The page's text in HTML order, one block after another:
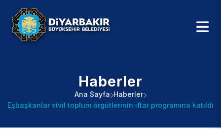
Haberler
Ana Sayfa Haberler
Eşbaşkanlar sivil toplum örgütlerinin iftar programına katıldı